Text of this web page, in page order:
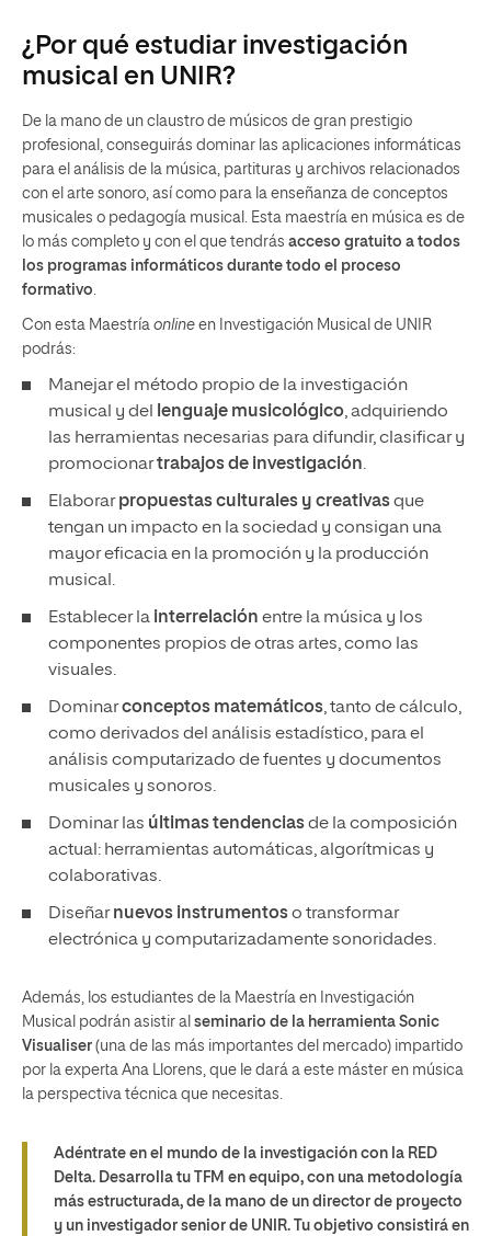
¿Por qué estudiar investigación
musical en UNIR?
De la mano de un claustro de músicos de gran prestigio
profesional, conseguirás dominar las aplicaciones informáticas
para el análisis de la música, partituras y archivos relacionados
con el arte sonoro, así como para la enseñanza de conceptos
musicales o pedagogía musical. Esta maestría en música es de
lo más completo y con el que tendrás acceso gratuito a todos
los programas informáticos durante todo el proceso
formativo.
Con esta Maestría online en Investigación Musical de UNIR
podrás:
Manejar el método propio de la investigación
musical y del
lenguaje musicológico, adquiriendo
las herramientas necesarias para difundir, clasificar y
promocionartrabajos de investigación.
Elaborarpropuestas culturales y creativasque
tengan un impacto en la sociedad y consigan una
mayor eficacia en la promoción y la producción
musical.
Establecer la interrelación entre la música y los
componentes propios de otras artes, como las
visuales.
Dominarconceptos matemáticos, tanto de cálculo,
como derivados del análisis estadístico, para el
análisis computarizado de fuentes y documentos
musicales y sonoros.
Dominar las últimas tendenciasde la composición
actual: herramientas automáticas, algorítmicas y
colaborativas.
Diseñarnuevos instrumentoso transformar
electrónica y computarizadamente sonoridades.
Además, los estudiantes de la Maestría en Investigación
Musical podrán asistir al seminario de la herramienta Sonic
Visualiser (una de las más importantes del mercado) impartido
por la experta Ana Llorens, que le dará a este máster en música
la perspectiva técnica que necesitas.
Adéntrate en el mundo de la investigación con la RED
Delta. Desarrolla tu TFM en equipo, con una metodología
más estructurada, de la mano de un director de proyecto
y un investigador senior de UNIR. Tu objetivo consistirá en